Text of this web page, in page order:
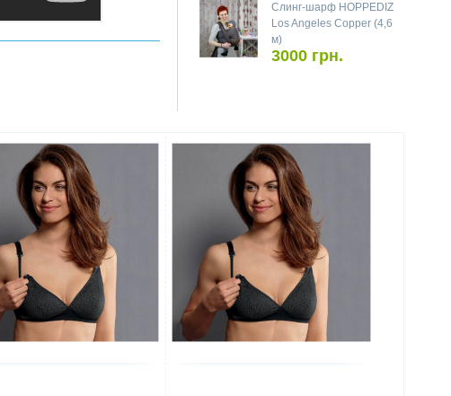
Слинг-шарф HOPPEDIZ
Los Angeles Copper (4,6
м)
3000 грн.